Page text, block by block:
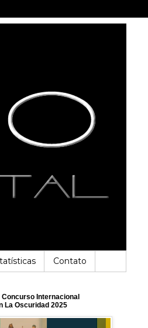
Contato
Concurso Internacional
La Oscuridad 2025